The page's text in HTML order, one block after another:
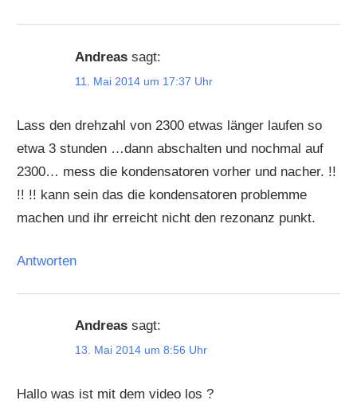
Andreas sagt:
11. Mai 2014 um 17:37 Uhr
Lass den drehzahl von 2300 etwas länger laufen so
etwa 3 stunden …dann abschalten und nochmal auf
2300… mess die kondensatoren vorher und nacher. !!
!! !! kann sein das die kondensatoren problemme
machen und ihr erreicht nicht den rezonanz punkt.
Antworten
Andreas sagt:
13. Mai 2014 um 8:56 Uhr
Hallo was ist mit dem video los ?